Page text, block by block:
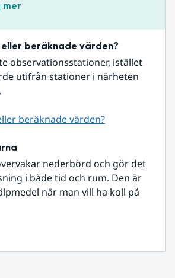
mer
beräknade värden?
observationsstationer, istället
utifrån stationer i närheten
beräknade värden?
nederbörd och gör det
i både tid och rum. Den är
när man vill ha koll på